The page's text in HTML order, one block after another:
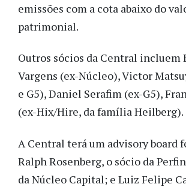
emissões com a cota abaixo do
patrimonial.
Outros sócios da Central incluem
Vargens (ex-Núcleo), Victor
e G5), Daniel Serafim (ex-G5),
(ex-Hix/Hire, da família Heilberg).
A Central terá um advisory board
Ralph Rosenberg, o sócio da
da Núcleo Capital; e Luiz Felipe